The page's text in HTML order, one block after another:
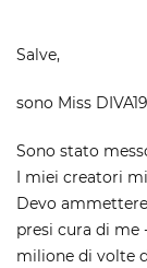
Salve,
sono Miss
Sono stato
I miei creatori
Devo
presi cura di me
milione di volte